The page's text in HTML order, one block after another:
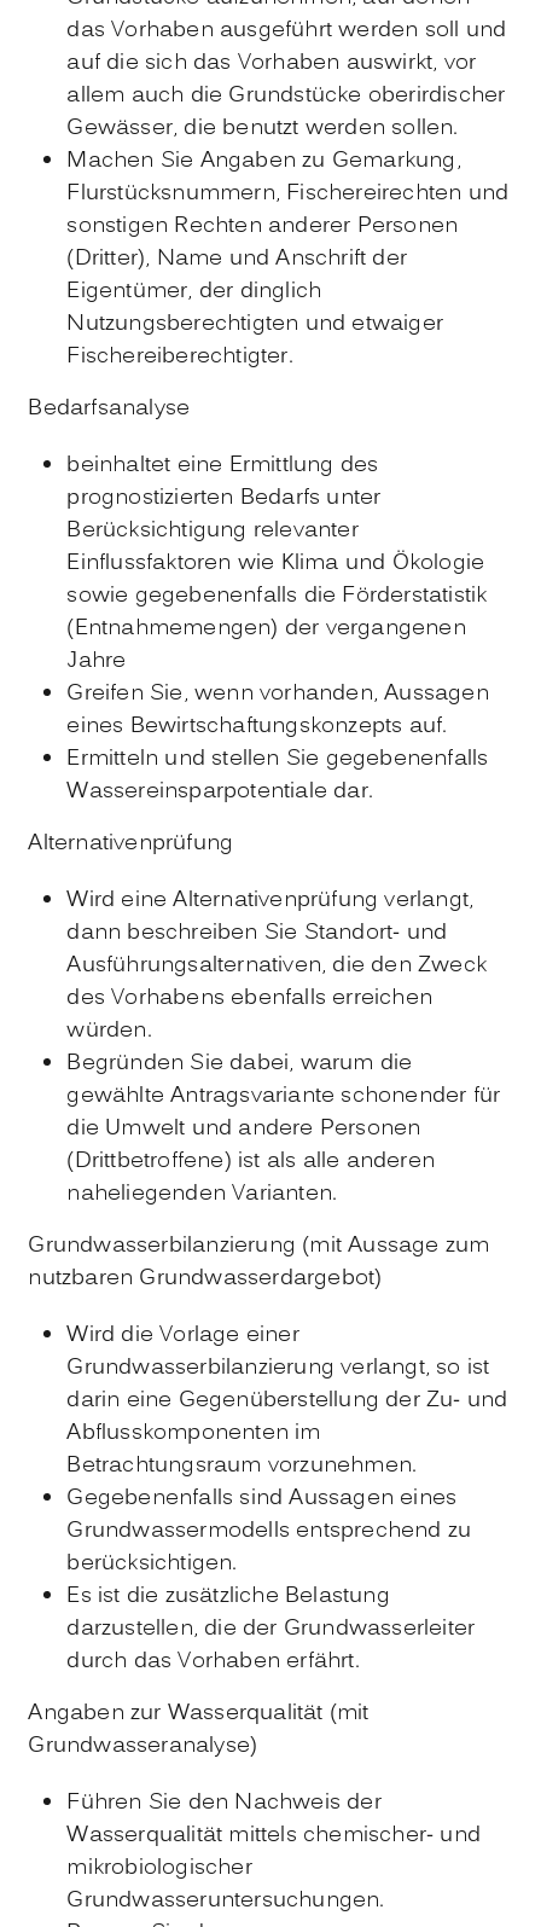
das Vorhaben ausgeführt werden soll und
auf die sich das Vorhaben auswirkt, vor
allem auch die Grundstücke oberirdischer
Gewässer, die benutzt werden sollen.
Machen Sie Angaben zu Gemarkung,
Flurstücksnummern, Fischereirechten und
sonstigen Rechten anderer Personen
(Dritter), Name und Anschrift der
Eigentümer, der dinglich
Nutzungsberechtigten und etwaiger
Fischereiberechtigter.
Bedarfsanalyse
beinhaltet eine Ermittlung des
prognostizierten Bedarfs unter
Berücksichtigung relevanter
Einflussfaktoren wie Klima und Ökologie
sowie gegebenenfalls die Förderstatistik
(Entnahmemengen) der vergangenen
Jahre
Greifen Sie, wenn vorhanden, Aussagen
eines Bewirtschaftungskonzepts auf.
Ermitteln und stellen Sie gegebenenfalls
Wassereinsparpotentiale dar.
Alternativenprüfung
Wird eine Alternativenprüfung verlangt,
dann beschreiben Sie Standort- und
Ausführungsalternativen, die den Zweck
des Vorhabens ebenfalls erreichen
würden.
Begründen Sie dabei, warum die
gewählte Antragsvariante schonender für
die Umwelt und andere Personen
(Drittbetroffene) ist als alle anderen
naheliegenden Varianten.
Grundwasserbilanzierung (mit Aussage zum
nutzbaren Grundwasserdargebot)
Wird die Vorlage einer
Grundwasserbilanzierung verlangt, so ist
darin eine Gegenüberstellung der Zu- und
Abflusskomponenten im
Betrachtungsraum vorzunehmen.
Gegebenenfalls sind Aussagen eines
Grundwassermodells entsprechend zu
berücksichtigen.
Es ist die zusätzliche Belastung
darzustellen, die der Grundwasserleiter
durch das Vorhaben erfährt.
Angaben zur Wasserqualität (mit
Grundwasseranalyse)
Führen Sie den Nachweis der
Wasserqualität mittels chemischer- und
mikrobiologischer
Grundwasseruntersuchungen.